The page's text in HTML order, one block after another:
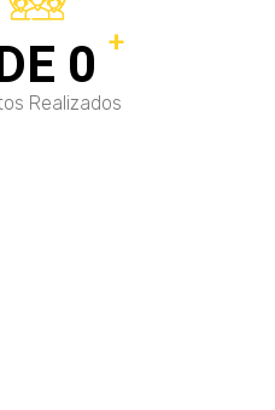
0 +
Realizados